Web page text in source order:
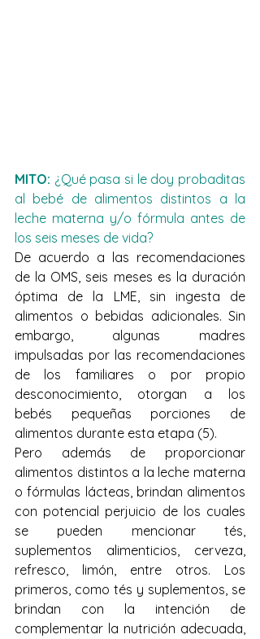
MITO: ¿Qué pasa si le doy probaditas
al bebé de alimentos distintos a la
leche materna y/o fórmula antes de
los seis meses de vida?
De acuerdo a las recomendaciones
de la OMS, seis meses es la duración
óptima de la LME, sin ingesta de
alimentos o bebidas adicionales. Sin
embargo, algunas madres
impulsadas por las recomendaciones
de los familiares o por propio
desconocimiento, otorgan a los
bebés pequeñas porciones de
alimentos durante esta etapa (5).
Pero además de proporcionar
alimentos distintos a la leche materna
o fórmulas lácteas, brindan alimentos
con potencial perjuicio de los cuales
se pueden mencionar tés,
suplementos alimenticios, cerveza,
refresco, limón, entre otros. Los
primeros, como tés y suplementos, se
brindan con la intención de
complementar la nutrición adecuada,